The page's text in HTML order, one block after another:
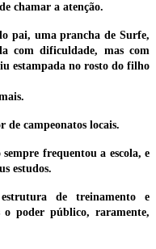
chamar a atenção.
pai, uma prancha de Surfe,
com dificuldade, mas com
estampada no rosto do filho
de campeonatos locais.
frequentou a escola, e
estudos.
de treinamento e
o poder público, raramente,